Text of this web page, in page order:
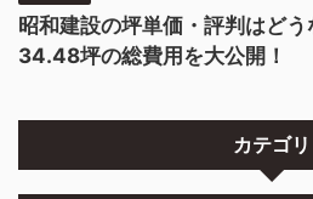
昭和建設の坪単価・評判はど
34.48坪の総費用を大公開！
カテゴリ